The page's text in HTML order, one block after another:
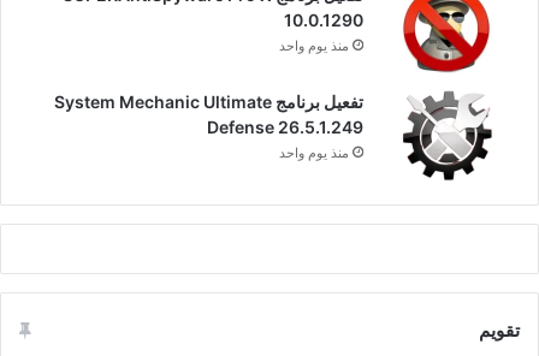
10.0.1290
منذ يوم واحد
تفعيل برنامج System Mechanic Ultimate
Defense 26.5.1.249
منذ يوم واحد
تقويم